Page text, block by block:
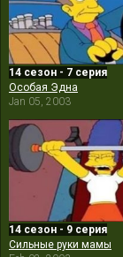
14 сезон - 7 серия
Особая Эдна
Jan 05, 2003
14 сезон - 9 серия
Сильные руки мамы